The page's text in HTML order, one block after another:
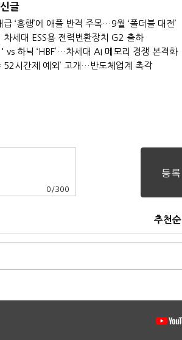
글
‘흥행’에 애플 반격 주목…9월 ‘폴더블 대전’
차세대 ESS용 전력변환장치 G2 출하
vs 하닉 ‘HBF’…차세대 AI 메모리 경쟁 본격화
52시간제 예외’ 고개…반도체업계 촉각
0 /300
추천순